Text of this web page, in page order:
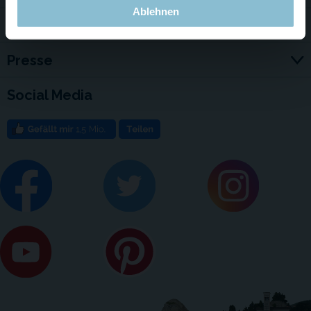
Ablehnen
Jobs
Presse
Social Media